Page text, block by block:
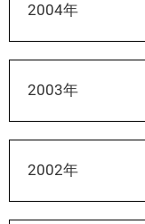
2004年
2003年
2002年